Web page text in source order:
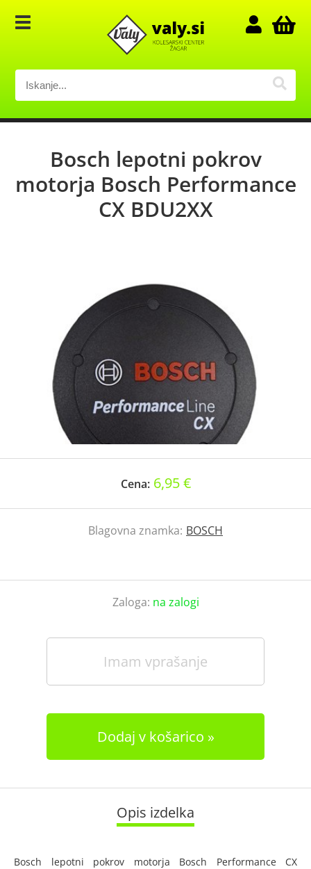
Bosch lepotni pokrov
motorja Bosch Performance
CX BDU2XX
Cena: 6,95 €
Blagovna znamka: BOSCH
Zaloga: na zalogi
Imam vprašanje
Dodaj v košarico
Opis izdelka
Bosch lepotni pokrov motorja Bosch Performance CX